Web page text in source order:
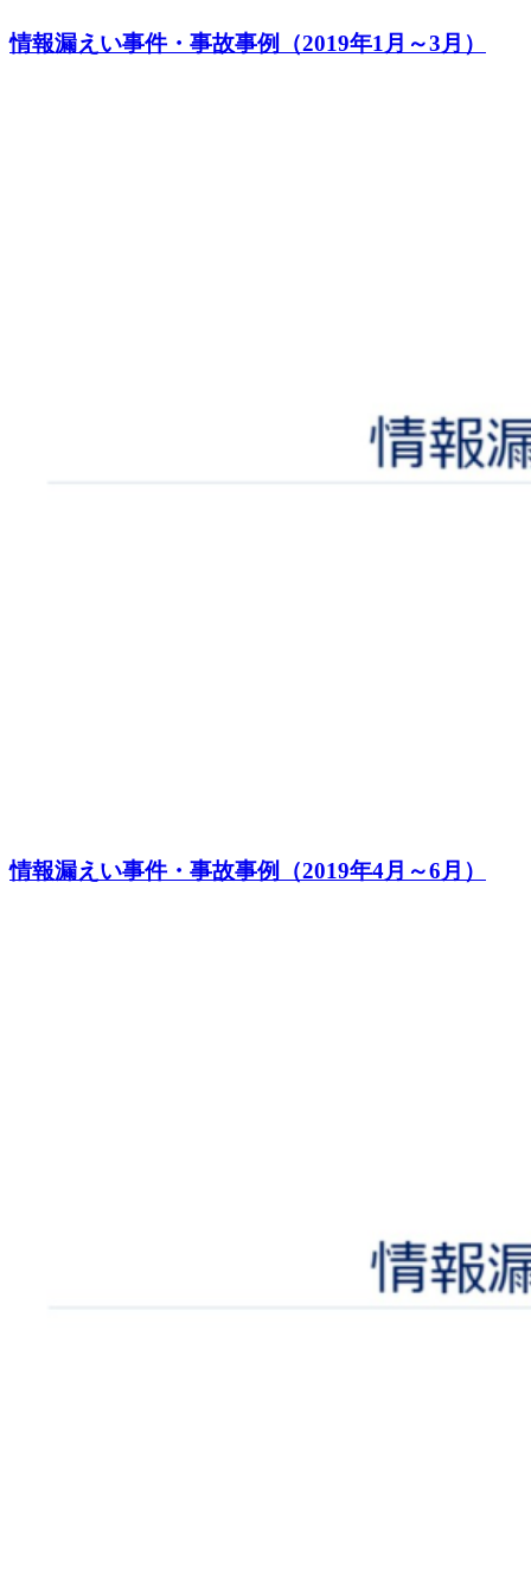
情報漏えい事件・事故事例（2019年1月～3月）
情報漏えい事件・事故事例（2019年4月～6月）